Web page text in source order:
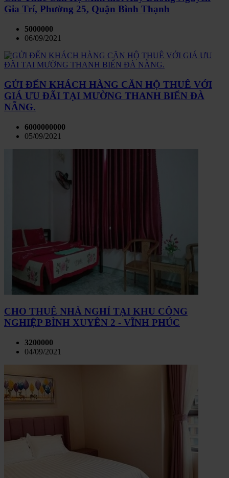
Gia Trí, Phường 25, Quận Bình Thạnh
5000000
06/09/2021
GỬI ĐẾN KHÁCH HÀNG CĂN HỘ THUÊ VỚI
GIÁ ƯU ĐÃI TẠI MƯỜNG THANH BIỂN ĐÀ
NẴNG.
6000000000
05/09/2021
CHO THUÊ NHÀ NGHỈ TẠI KHU CÔNG
NGHIỆP BÌNH XUYÊN 2 - VĨNH PHÚC
3200000
04/09/2021